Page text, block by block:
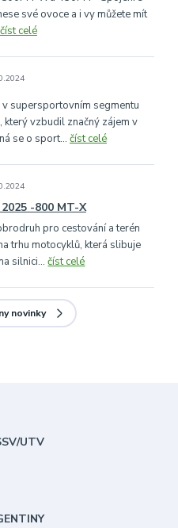
své ovoce a i vy můžete mít
číst celé
v supersportovním segmentu
který vzbudil značný zájem v
se o sport... číst celé
-800 MT-X
pro cestování a terén
trhu motocyklů, která slibuje
silnici...číst celé
novinky
UTV